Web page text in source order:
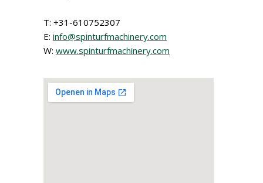
T: +31-610752307
E: info@spinturfmachinery.com
W: www.spinturfmachinery.com